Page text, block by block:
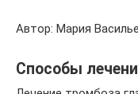
Автор: Мария
Способы